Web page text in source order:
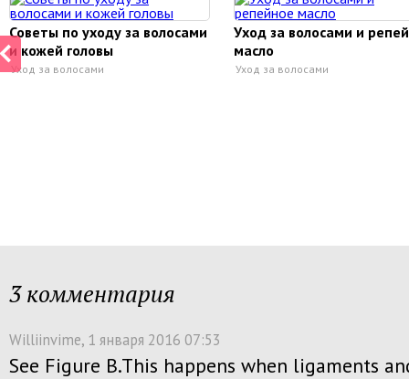
Советы по уходу за волосами
и кожей головы
Уход за волосами
Уход за волосами и
масло
Уход за волосами
3 комментария
Williinvime, 1 января 2016 07:53
See Figure B.This happens when ligaments